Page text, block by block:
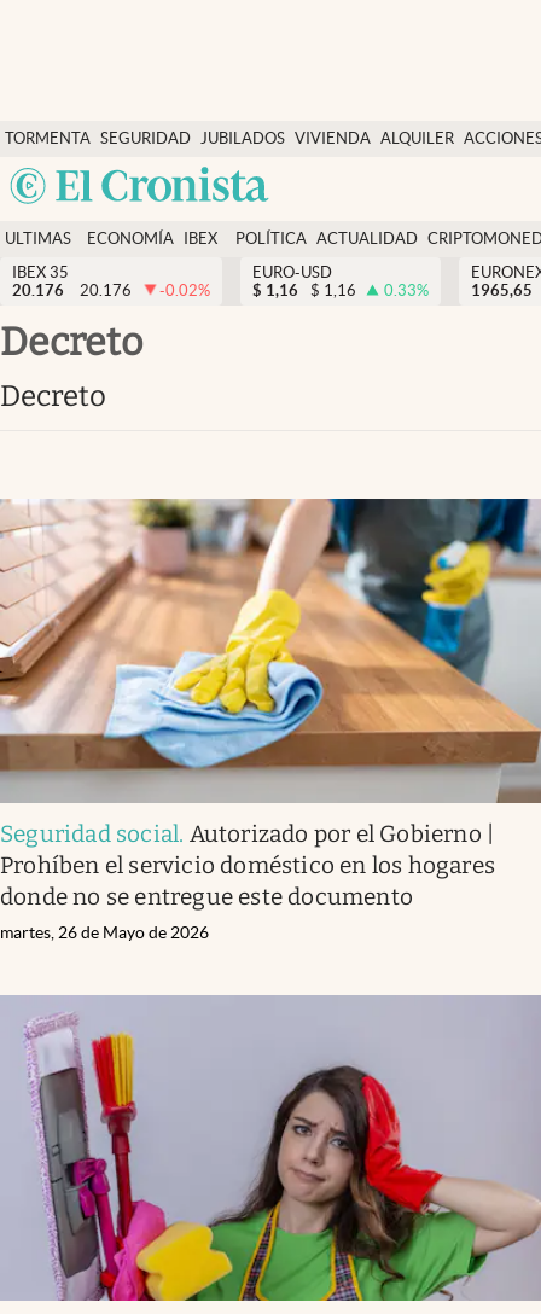
TORMENTA SEGURIDAD
SOCIAL
JUBILADOS VIVIENDA ALQUILER
USA
Economía y finanzas
Política
Actualidad
Criptomonedas
España
ULTIMAS
NOTICIAS
ECONOMÍA
FINANZAS
IBEX
EURO
POLÍTICA ACTUALIDAD
IBEX 35
20.176
20.176 -0.02%
EURO-USD
$ 1,16 $ 1,16 0.33%
1965,65
decreto
decreto
Seguridad social. Autorizado por el Gobierno |
Prohíben el servicio doméstico en los hogares
donde no se entregue este documento
martes, 26 de Mayo de 2026